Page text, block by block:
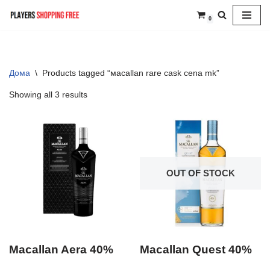
0
Дома \ Products tagged “маcallan rare cask cena mk”
Showing all 3 results
Macallan Aera 40%
OUT OF STOCK
Macallan Quest 40%